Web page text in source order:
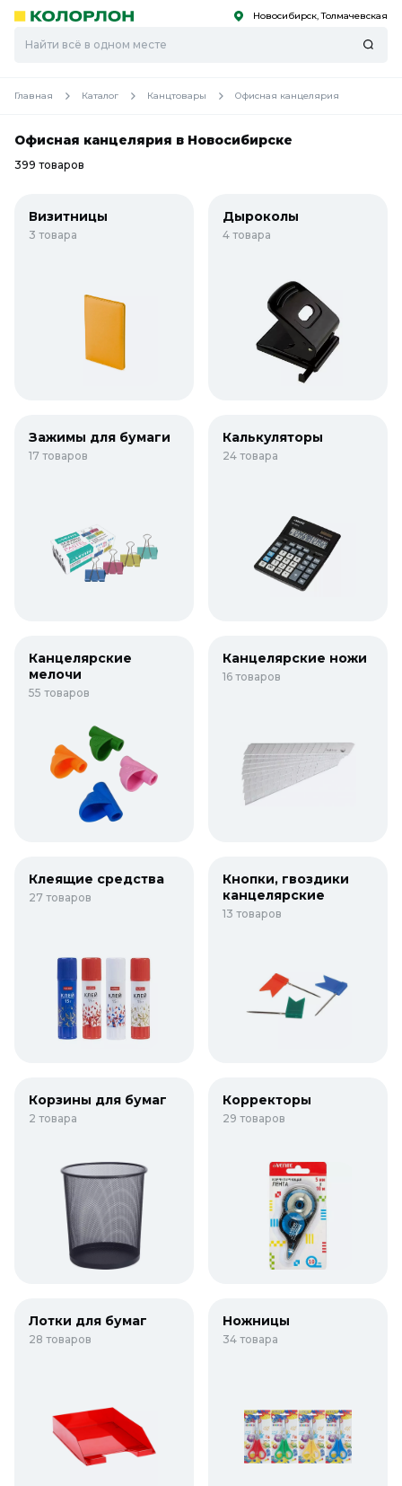
Скоро
Скоро Новосибирск, Толмачевская
Главная Каталог Канцтовары Офисная канцелярия
Офисная канцелярия в Новосибирске
399 товаров
Визитницы
3 товара
Дыроколы
4 товара
Зажимы для бумаги
17 товаров
Калькуляторы
24 товара
Канцелярские
мелочи
55 товаров
Канцелярские ножи
16 товаров
Клеящие средства
27 товаров
Кнопки, гвоздики
канцелярские
13 товаров
Корзины для бумаг
2 товара
Корректоры
29 товаров
Лотки для бумаг
28 товаров
Ножницы
34 товара